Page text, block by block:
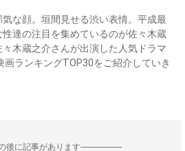
な顔。垣間見せる渋い表情。平成最
達の注目を集めているのが佐々木蔵
木蔵之介さんが出演した人気ドラマ
ランキングTOP30をご紹介していき
後に記事があります--------------------